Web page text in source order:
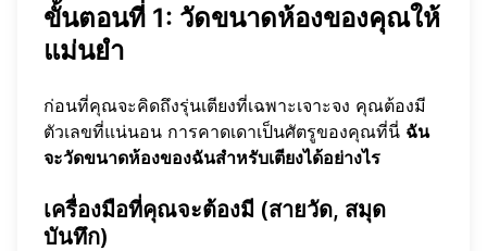
ขั้นตอนที่ 1: วัดขนาดห้องของคุณให้
แม่นยำ
ก่อนที่คุณจะคิดถึงรุ่นเตียงที่เฉพาะเจาะจง คุณต้องมี
ตัวเลขที่แน่นอน การคาดเดาเป็นศัตรูของคุณที่นี่ ฉัน
จะวัดขนาดห้องของฉันสำหรับเตียงได้อย่างไร
เครื่องมือที่คุณจะต้องมี (สายวัด, สมุด
บันทึก)